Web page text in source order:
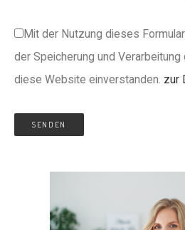
Mit der Nutzung dieses
der Speicherung und Verarbeitung
diese Website einverstanden. zur